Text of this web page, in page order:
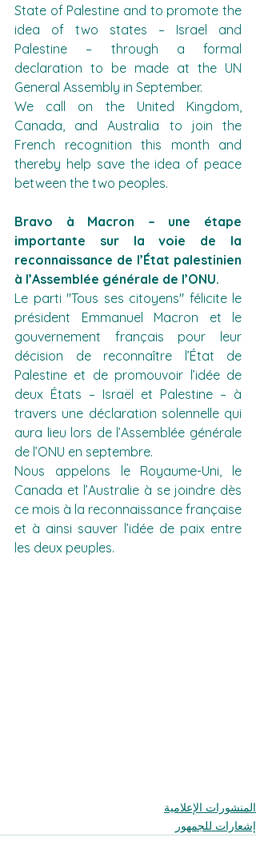
State of Palestine and to promote the
idea of two states – Israel and
Palestine – through a formal
declaration to be made at the UN
General Assembly in September.
We call on the United Kingdom,
Canada, and Australia to join the
French recognition this month and
thereby help save the idea of peace
between the two peoples.
Bravo à Macron – une étape
importante sur la voie de la
reconnaissance de l’État palestinien
à l’Assemblée générale de l’ONU.
Le parti "Tous ses citoyens" félicite le
président Emmanuel Macron et le
gouvernement français pour leur
décision de reconnaître l’État de
Palestine et de promouvoir l’idée de
deux États – Israël et Palestine – à
travers une déclaration solennelle qui
aura lieu lors de l’Assemblée générale
de l’ONU en septembre.
Nous appelons le Royaume-Uni, le
Canada et l’Australie à se joindre dès
ce mois à la reconnaissance française
et à ainsi sauver l’idée de paix entre
les deux peuples.
المنشورات الإعلامية
إشعارات للجمهور